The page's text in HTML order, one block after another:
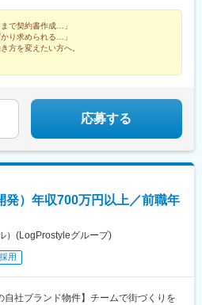
まで契約書作成…」
かり求められる…」
方を変えたい方へ。
入れ、商品企画までチャレンジ
応募する
発）年収700万円以上／前職年
）(LogProstyleグループ)
用
自社ブランド物件】チームで街づくりを